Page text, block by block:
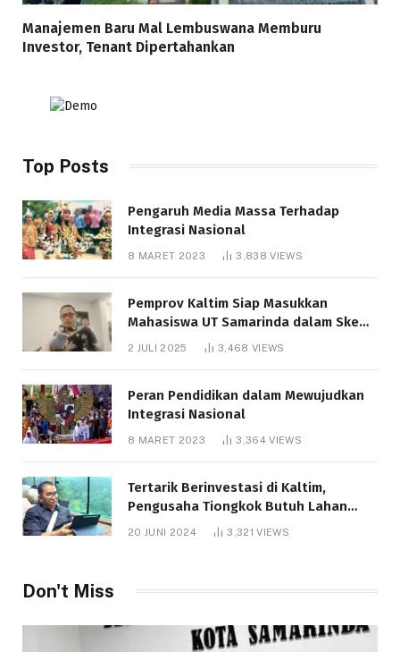
Manajemen Baru Mal Lembuswana Memburu
Investor, Tenant Dipertahankan
Top Posts
Pengaruh Media Massa Terhadap
Integrasi Nasional
8 MARET 2023 3,838VIEWS
Pemprov Kaltim Siap Masukkan
Mahasiswa UT Samarinda dalam Skema
Bantuan Pendidikan Gratispol
2 JULI 2025 3,468 VIEWS
Peran Pendidikan dalam Mewujudkan
Integrasi Nasional
8 MARET 2023 3,364VIEWS
Tertarik Berinvestasi di Kaltim,
Pengusaha Tiongkok Butuh Lahan
20 JUNI 2024 3,321VIEWS
Don't Miss